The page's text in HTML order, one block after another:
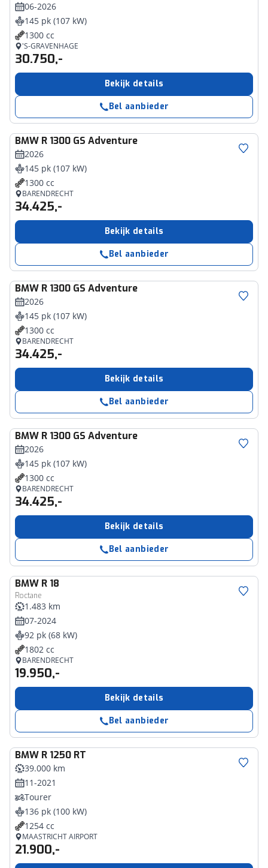
06-2026
145 pk (107 kW)
1300 cc
'S-GRAVENHAGE
30.750,-
Bekijk details
Bel aanbieder
BMW R 1300 GS Adventure
2026
145 pk (107 kW)
1300 cc
BARENDRECHT
34.425,-
Bekijk details
Bel aanbieder
BMW R 1300 GS Adventure
2026
145 pk (107 kW)
1300 cc
BARENDRECHT
34.425,-
Bekijk details
Bel aanbieder
BMW R 1300 GS Adventure
2026
145 pk (107 kW)
1300 cc
BARENDRECHT
34.425,-
Bekijk details
Bel aanbieder
BMW R 18
Roctane
1.483 km
07-2024
92 pk (68 kW)
1802 cc
BARENDRECHT
19.950,-
Bekijk details
Bel aanbieder
BMW R 1250 RT
39.000 km
11-2021
Tourer
136 pk (100 kW)
1254 cc
MAASTRICHT AIRPORT
21.900,-